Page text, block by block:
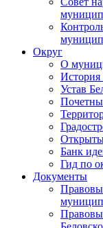
Округ
О
Устав
Банк
Гид по
Документы